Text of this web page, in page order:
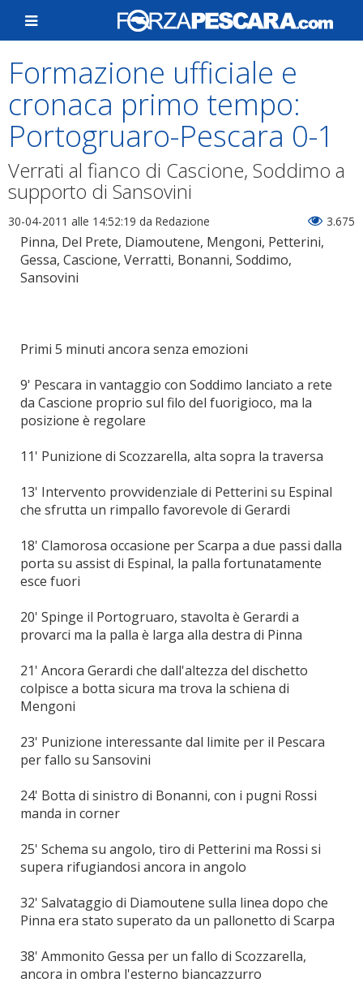
Formazione ufficiale e
cronaca primo tempo:
Portogruaro-Pescara 0-1
Verrati al fianco di Cascione, Soddimo a
supporto di Sansovini
30-04-2011 alle 14:52:19 da Redazione 3.675
Pinna, Del Prete, Diamoutene, Mengoni, Petterini,
Gessa, Cascione, Verratti, Bonanni, Soddimo,
Sansovini
Primi 5 minuti ancora senza emozioni
9' Pescara in vantaggio con Soddimo lanciato a rete
da Cascione proprio sul filo del fuorigioco, ma la
posizione è regolare
11' Punizione di Scozzarella, alta sopra la traversa
13' Intervento provvidenziale di Petterini su Espinal
che sfrutta un rimpallo favorevole di Gerardi
18' Clamorosa occasione per Scarpa a due passi dalla
porta su assist di Espinal, la palla fortunatamente
esce fuori
20' Spinge il Portogruaro, stavolta è Gerardi a
provarci ma la palla è larga alla destra di Pinna
21' Ancora Gerardi che dall'altezza del dischetto
colpisce a botta sicura ma trova la schiena di
Mengoni
23' Punizione interessante dal limite per il Pescara
per fallo su Sansovini
24' Botta di sinistro di Bonanni, con i pugni Rossi
manda in corner
25' Schema su angolo, tiro di Petterini ma Rossi si
supera rifugiandosi ancora in angolo
32' Salvataggio di Diamoutene sulla linea dopo che
Pinna era stato superato da un pallonetto di Scarpa
38' Ammonito Gessa per un fallo di Scozzarella,
ancora in ombra l'esterno biancazzurro